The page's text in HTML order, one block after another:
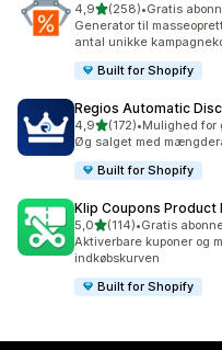
4,9ud af 5 stjerner
(258)
258 anmeldelser i alt
•Gratis
Generator til
antal unikke
Built for Shopify
Regios Automatic
4,9ud af 5 stjerner
(172)
172 anmeldelser i alt
•Mulighed for
Øg salget med
Built for Shopify
Klip Coupons Product
5,0ud af 5 stjerner
(114)
114 anmeldelser i alt
•Gratis
Aktiverbare kuponer og
indkøbskurven
Built for Shopify